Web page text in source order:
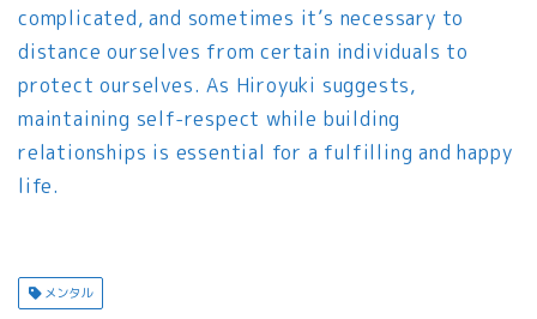
complicated, and sometimes it’s necessary to
distance ourselves from certain individuals to
protect ourselves. As Hiroyuki suggests,
maintaining self-respect while building
relationships is essential for a fulfilling and happy
life.
メンタル